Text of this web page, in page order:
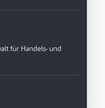
für Handels- und